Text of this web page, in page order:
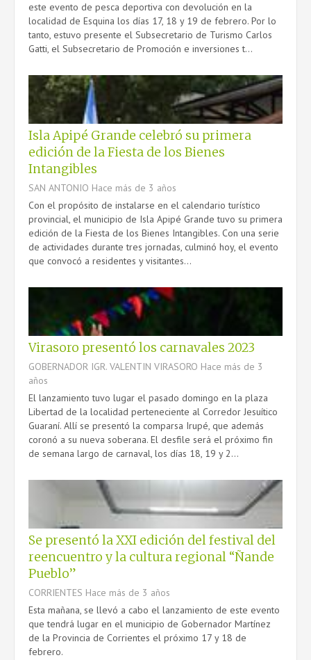
este evento de pesca deportiva con devolución en la
localidad de Esquina los días 17, 18 y 19 de febrero. Por lo
tanto, estuvo presente el Subsecretario de Turismo Carlos
Gatti, el Subsecretario de Promoción e inversiones t...
Isla Apipé Grande celebró su primera
edición de la Fiesta de los Bienes
Intangibles
SAN ANTONIO Hace más de 3 años
Con el propósito de instalarse en el calendario turístico
provincial, el municipio de Isla Apipé Grande tuvo su primera
edición de la Fiesta de los Bienes Intangibles. Con una serie
de actividades durante tres jornadas, culminó hoy, el evento
que convocó a residentes y visitantes...
Virasoro presentó los carnavales 2023
GOBERNADOR IGR. VALENTIN VIRASORO Hace más de 3
años
El lanzamiento tuvo lugar el pasado domingo en la plaza
Libertad de la localidad perteneciente al Corredor Jesuítico
Guaraní. Allí se presentó la comparsa Irupé, que además
coronó a su nueva soberana. El desfile será el próximo fin
de semana largo de carnaval, los días 18, 19 y 2...
Se presentó la XXI edición del festival del
reencuentro y la cultura regional “Ñande
Pueblo”
CORRIENTES Hace más de 3 años
Esta mañana, se llevó a cabo el lanzamiento de este evento
que tendrá lugar en el municipio de Gobernador Martínez
de la Provincia de Corrientes el próximo 17 y 18 de
febrero.